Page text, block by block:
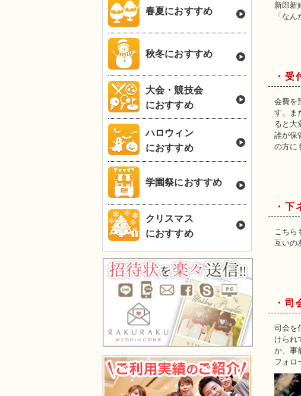
新郎新
「な
・
会費を
す。ま
ると大
誰が保
の方に
・
こちら
互いの
・
司会を
けられ
か、事
フォロ
春夏におすすめ
秋冬におすすめ
大会・競技会
におすすめ
ハロウィン
におすすめ
学園祭におすすめ
クリスマス
におすすめ